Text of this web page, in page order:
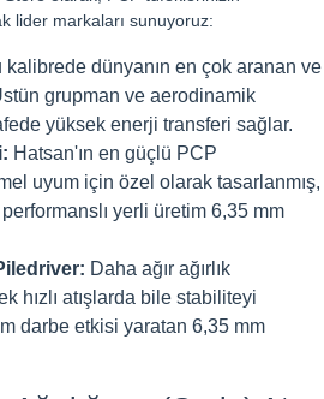
lider markaları sunuyoruz:
kalibrede dünyanın en çok aranan ve
grupman ve aerodinamik
yüksek enerji transferi sağlar.
Hatsan'ın en güçlü PCP
uyum için özel olarak tasarlanmış,
yerli üretim 6,35 mm
Daha ağır ağırlık
hızlı atışlarda bile stabiliteyi
darbe etkisi yaratan 6,35 mm